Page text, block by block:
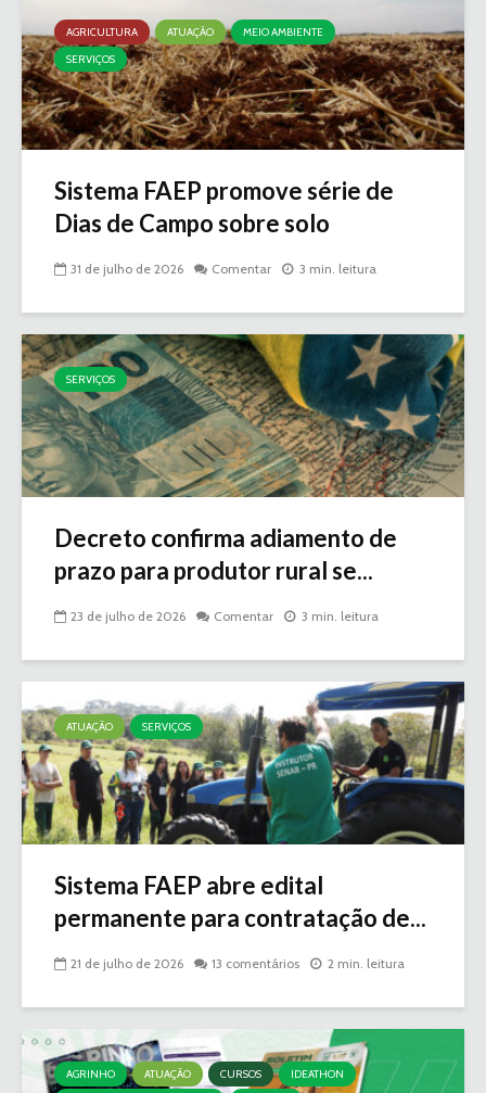
AGRICULTURA ATUAÇÃO
MEIO AMBIENTE
SERVIÇOS
Sistema FAEP promove série de
Dias de Campo sobre solo
31 de julho de 2026 Comentar 3 min. leitura
SERVIÇOS
Decreto confirma adiamento de
prazo para produtor rural se...
23 de julho de 2026 Comentar 3 min. leitura
ATUAÇÃO SERVIÇOS
Sistema FAEP abre edital
permanente para contratação de...
21 de julho de 2026 13 comentários 2 min. leitura
AGRINHO ATUAÇÃO CURSOS
IDEATHON